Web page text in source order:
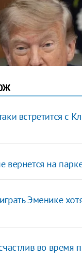
встретится с
вернется на
Эменике
во время